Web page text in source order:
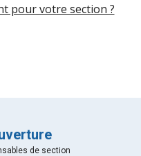
pour votre section ?
de section